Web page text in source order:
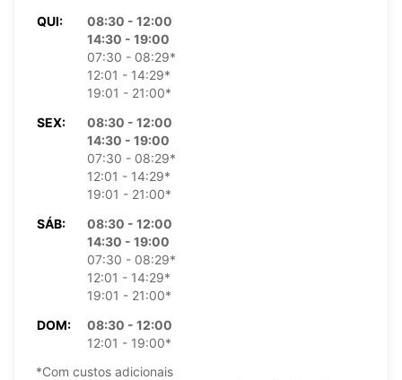
QUI:
08:30 - 12:00
14:30 - 19:00
07:30 - 08:29*
12:01 - 14:29*
19:01 - 21:00*
SEX:
08:30 - 12:00
14:30 - 19:00
07:30 - 08:29*
12:01 - 14:29*
19:01 - 21:00*
SÁB:
08:30 - 12:00
14:30 - 19:00
07:30 - 08:29*
12:01 - 14:29*
19:01 - 21:00*
DOM:
08:30 - 12:00
12:01 - 19:00*
*Com custos adicionais